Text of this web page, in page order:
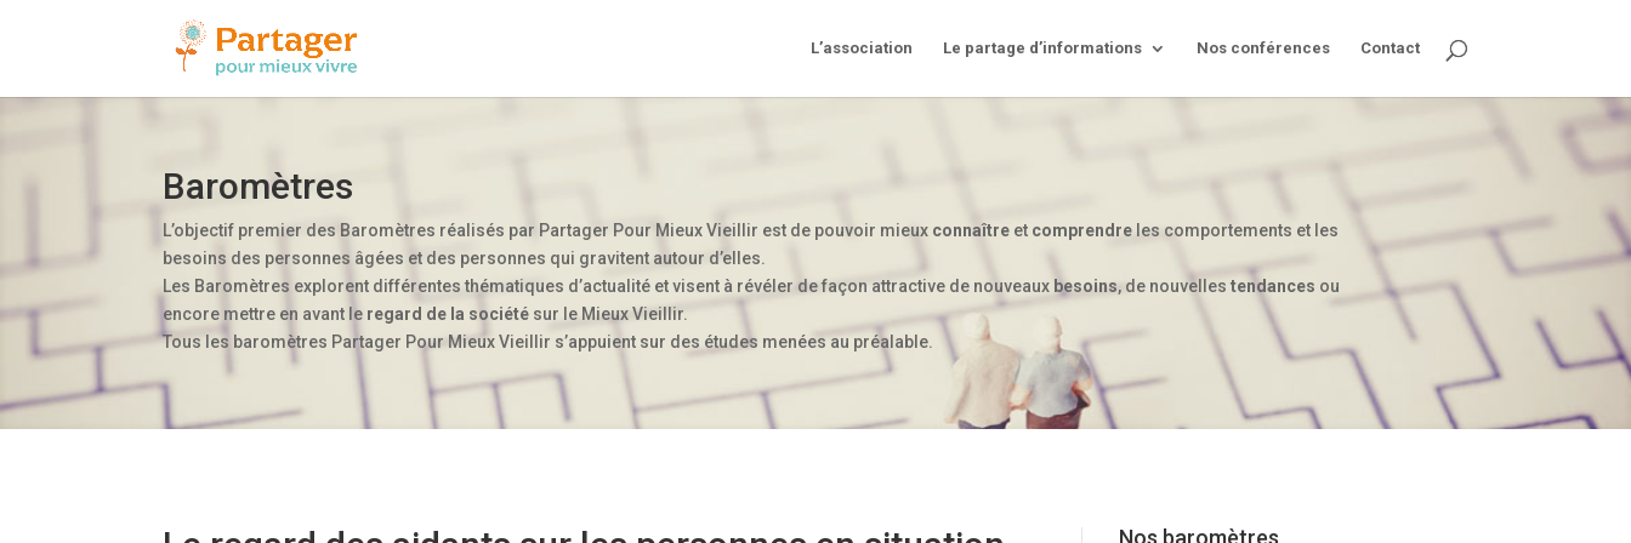
L’association Le partage d’informations Nos conférences Contact
Baromètres
L’objectif premier des Baromètres réalisés par Partager Pour Mieux Vieillir est de pouvoir mieux connaître et comprendre les comportements et les
besoins des personnes âgées et des personnes qui gravitent autour d’elles.
Les Baromètres explorent différentes thématiques d’actualité et visent à révéler de façon attractive de nouveaux besoins, de nouvelles tendances ou
encore mettre en avant le regard de la société sur le Mieux Vieillir.
Tous les baromètres Partager Pour Mieux Vieillir s’appuient sur des études menées au préalable.
Nos baromètres